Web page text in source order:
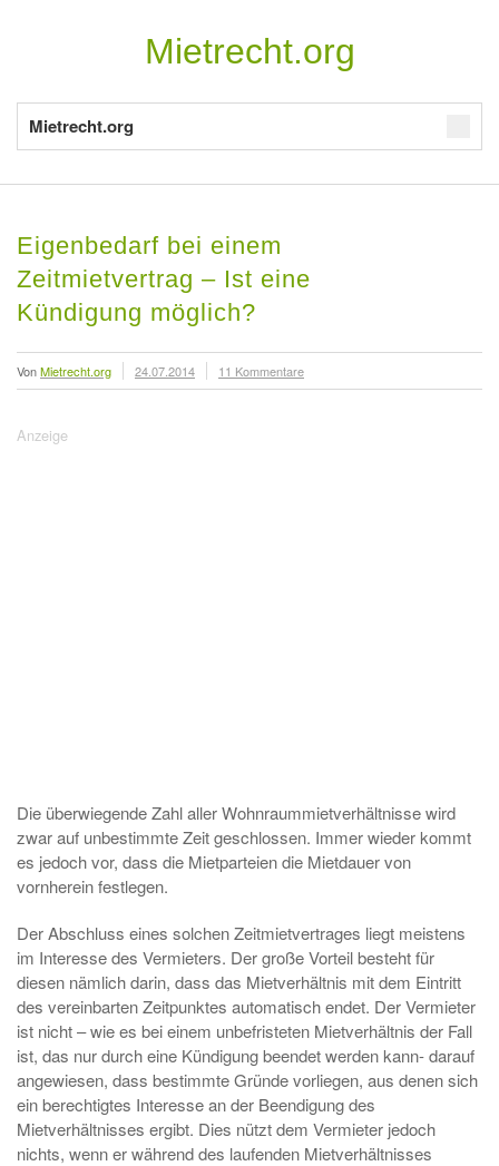
Mietrecht.org
Mietrecht.org
Eigenbedarf bei einem
Zeitmietvertrag – Ist eine
Kündigung möglich?
VonMietrecht.org 24.07.2014 11 Kommentare
Die überwiegende Zahl aller Wohnraummietverhältnisse wird
zwar auf unbestimmte Zeit geschlossen. Immer wieder kommt
es jedoch vor, dass die Mietparteien die Mietdauer von
vornherein festlegen.
Der Abschluss eines solchen Zeitmietvertrages liegt meistens
im Interesse des Vermieters. Der große Vorteil besteht für
diesen nämlich darin, dass das Mietverhältnis mit dem Eintritt
des vereinbarten Zeitpunktes automatisch endet. Der Vermieter
ist nicht – wie es bei einem unbefristeten Mietverhältnis der Fall
ist, das nur durch eine Kündigung beendet werden kann- darauf
angewiesen, dass bestimmte Gründe vorliegen, aus denen sich
ein berechtigtes Interesse an der Beendigung des
Mietverhältnisses ergibt. Dies nützt dem Vermieter jedoch
nichts, wenn er während des laufenden Mietverhältnisses